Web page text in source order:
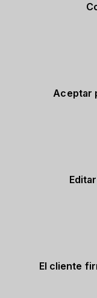
Aceptar
El cliente